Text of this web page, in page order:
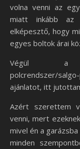
volna venni az
miatt inkább az
elképesztő, hogy
egyes boltok árai
Végül a
polcrendszer/
ajánlatot, itt
Azért szerettem
venni, mert
mivel én a
minden